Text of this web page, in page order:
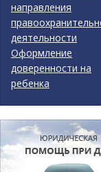
направления
деятельности
Оформление
доверенности на
ребенка